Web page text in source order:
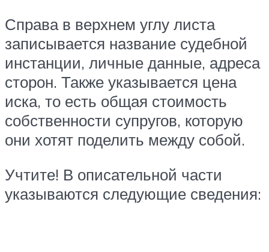
Справа в верхнем углу листа
записывается название судебной
инстанции, личные данные, адреса
сторон. Также указывается цена
иска, то есть общая стоимость
собственности супругов, которую
они хотят поделить между собой.
Учтите! В описательной части
указываются следующие сведения: